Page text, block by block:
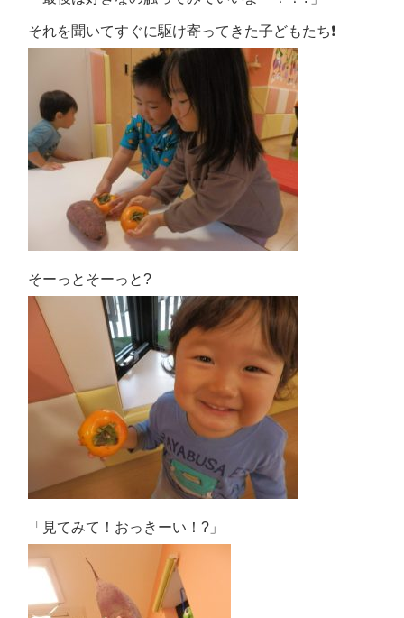
それを聞いてすぐに駆け寄ってきた子どもたち❗
そーっとそーっと?
「見てみて！おっきーい！? 」